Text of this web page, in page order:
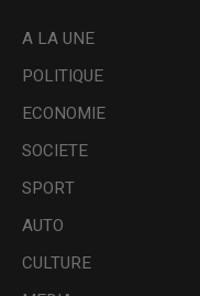
A LA UNE
POLITIQUE
ECONOMIE
SOCIETE
SPORT
AUTO
CULTURE